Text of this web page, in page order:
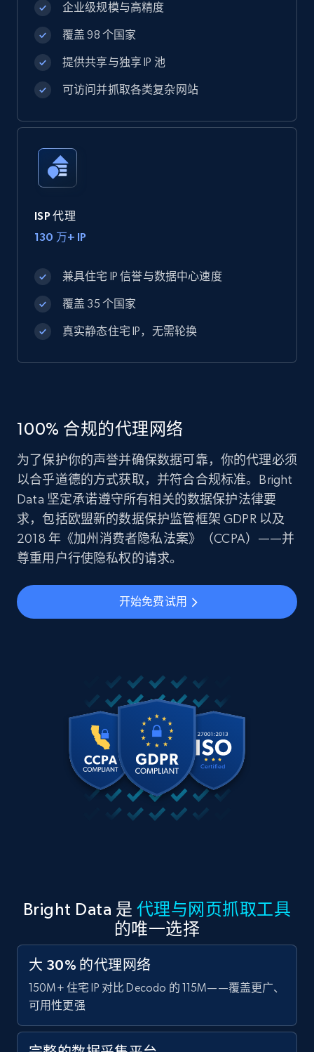
企业级规模与高精度
覆盖 98 个国家
提供共享与独享 IP 池
可访问并抓取各类复杂网站
ISP 代理
130 万+ IP
兼具住宅 IP 信誉与数据中心速度
覆盖 35 个国家
真实静态住宅 IP，无需轮换
100% 合规的代理网络
为了保护你的声誉并确保数据可靠，你的代理必须
以合乎道德的方式获取，并符合合规标准。Bright
Data 坚定承诺遵守所有相关的数据保护法律要
求，包括欧盟新的数据保护监管框架 GDPR 以及
2018 年《加州消费者隐私法案》（CCPA）——并
尊重用户行使隐私权的请求。
开始免费试用
Bright Data 是 代理与网页抓取工具
的唯一选择
大 30% 的代理网络
150M+ 住宅 IP 对比 Decodo 的 115M——覆盖更广、
可用性更强